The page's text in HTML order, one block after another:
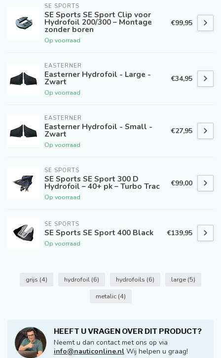
SE SPORTS
SE Sports SE Sport Clip voor
Hydrofoil 200/300 – Montage
zonder boren
Op voorraad
€99,95
EASTERNER
Easterner Hydrofoil - Large -
Zwart
Op voorraad
€34,95
EASTERNER
Easterner Hydrofoil - Small -
Zwart
Op voorraad
€27,95
SE SPORTS
SE Sports SE Sport 300 D
Hydrofoil – 40+ pk – Turbo Trac
Op voorraad
€99,00
SE SPORTS
SE Sports SE Sport 400 Black
Op voorraad
€139,95
grijs (4) hydrofoil (6) hydrofoils (6) large (5)
metalic (4)
HEEFT U VRAGEN OVER DIT PRODUCT?
Neemt u dan contact met ons op via
info@nauticonline.nl Wij helpen u graag!